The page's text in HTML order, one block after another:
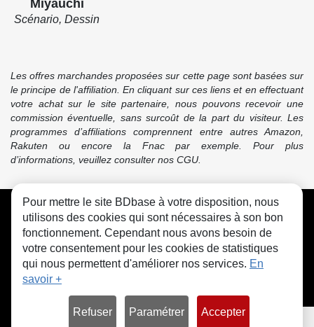
Miyauchi
Scénario, Dessin
Les offres marchandes proposées sur cette page sont basées sur
le principe de l'affiliation. En cliquant sur ces liens et en effectuant
votre achat sur le site partenaire, nous pouvons recevoir une
commission éventuelle, sans surcoût de la part du visiteur. Les
programmes d’affiliations comprennent entre autres Amazon,
Rakuten ou encore la Fnac par exemple. Pour plus
d’informations, veuillez consulter nos CGU.
CGU FAQ Contact Cookies
Pour mettre le site BDbase à votre disposition, nous
utilisons des cookies qui sont nécessaires à son bon
fonctionnement. Cependant nous avons besoin de
votre consentement pour les cookies de statistiques
qui nous permettent d'améliorer nos services. En
savoir +
Refuser Paramétrer Accepter